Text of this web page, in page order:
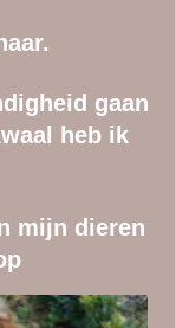
gaan
heb ik
mijn dieren